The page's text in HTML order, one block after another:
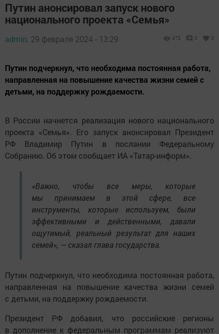
Путин анонсировал запуск нового
национального проекта «Семья»
admin, 29 февраля 2024 - 13:29 472 0 0
Путин подчеркнул, что необходима постоянная работа,
направленная на повышение качества жизни семей с
детьми, на поддержку рождаемости.
В России начнется реализация нового национального
проекта «Семья». Его запуск анонсировал Президент
РФ Владимир Путин в послании Федеральному
Собранию. Об этом сообщает ИА «Татар-информ».
«Важно, чтобы все меры, которые
мы принимаем в этой сфере, все
инструменты, которые используем, были
эффективными и действенными, давали
ощутимый, реальный результат для наших
семей», — сказал глава государства.
Путин подчеркнул, что необходима постоянная работа,
направленная на повышение качества жизни семей
с детьми, на поддержку рождаемости.
Президент РФ добавил, что российские регионы
в дополнение к федеральным программам реализуют